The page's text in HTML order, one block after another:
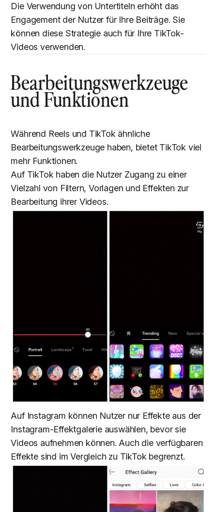
Die Verwendung von Untertiteln erhöht das
Engagement der Nutzer für Ihre Beiträge. Sie
können diese Strategie auch für Ihre TikTok-
Videos verwenden.
Bearbeitungswerkzeuge
und Funktionen
Während Reels und TikTok ähnliche
Bearbeitungswerkzeuge haben, bietet TikTok viel
mehr Funktionen.
Auf TikTok haben die Nutzer Zugang zu einer
Vielzahl von Filtern, Vorlagen und Effekten zur
Bearbeitung ihrer Videos.
Auf Instagram können Nutzer nur Effekte aus der
Instagram-Effektgalerie auswählen, bevor sie
Videos aufnehmen können. Auch die verfügbaren
Effekte sind im Vergleich zu TikTok begrenzt.